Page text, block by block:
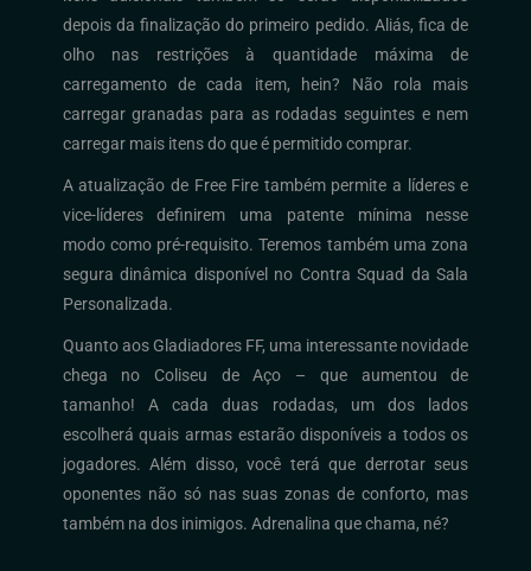
depois da finalização do primeiro pedido. Aliás, fica de
olho nas restrições à quantidade máxima de
carregamento de cada item, hein? Não rola mais
carregar granadas para as rodadas seguintes e nem
carregar mais itens do que é permitido comprar.
A atualização de Free Fire também permite a líderes e
vice-líderes definirem uma patente mínima nesse
modo como pré-requisito. Teremos também uma zona
segura dinâmica disponível no Contra Squad da Sala
Personalizada.
Quanto aos Gladiadores FF, uma interessante novidade
chega no Coliseu de Aço – que aumentou de
tamanho! A cada duas rodadas, um dos lados
escolherá quais armas estarão disponíveis a todos os
jogadores. Além disso, você terá que derrotar seus
oponentes não só nas suas zonas de conforto, mas
também na dos inimigos. Adrenalina que chama, né?